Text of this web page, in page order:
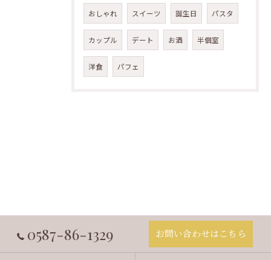
おしゃれ スイーツ 誕生日 パスタ
カップル デート お酒 半個室
洋食 パフェ
0587-86-1329 お問い合わせはこちら